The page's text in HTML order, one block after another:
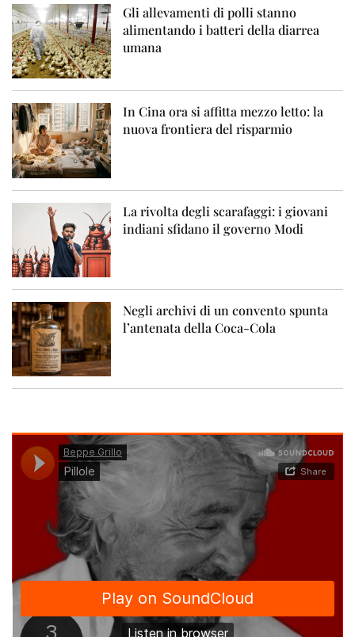
Gli allevamenti di polli stanno
alimentando i batteri della diarrea
umana
In Cina ora si affitta mezzo letto: la
nuova frontiera del risparmio
La rivolta degli scarafaggi: i giovani
indiani sfidano il governo Modi
Negli archivi di un convento spunta
l’antenata della Coca-Cola